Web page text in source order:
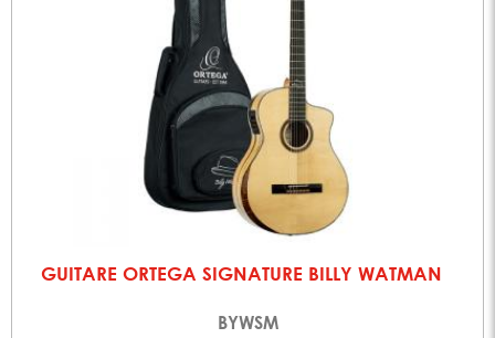
GUITARE ORTEGA SIGNATURE BILLY WATMAN
BYWSM